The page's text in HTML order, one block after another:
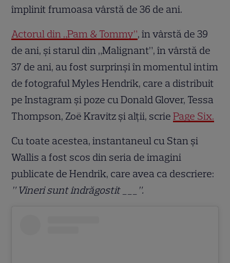
împlinit frumoasa vârstă de 36 de ani.
Actorul din „Pam & Tommy”, în vârstă de 39
de ani, și starul din „Malignant”, în vârstă de
37 de ani, au fost surprinși în momentul intim
de fotograful Myles Hendrik, care a distribuit
pe Instagram și poze cu Donald Glover, Tessa
Thompson, Zoë Kravitz și alții, scriePage Six.
Cu toate acestea, instantaneul cu Stan și
Wallis a fost scos din seria de imagini
publicate de Hendrik, care avea ca descriere:
” Vineri sunt îndrăgostit ___”.